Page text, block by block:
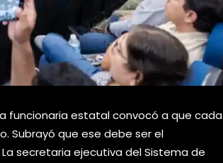
funcionaria estatal convocó a que cada
Subrayó que ese debe ser el
secretaria ejecutiva del Sistema de